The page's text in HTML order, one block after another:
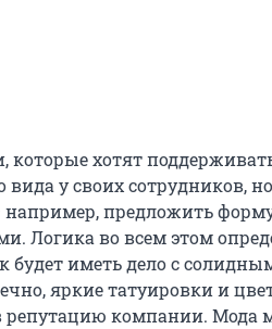
которые хотят
у своих сотрудников,
предложить
Логика во всем этом
будет иметь дело с
яркие татуировки и
репутацию компании. Мода